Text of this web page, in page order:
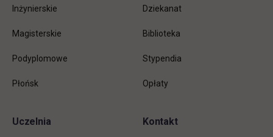
Inżynierskie
Magisterskie
Podyplomowe
Płońsk
Dziekanat
Biblioteka
Stypendia
Opłaty
Uczelnia Kontakt